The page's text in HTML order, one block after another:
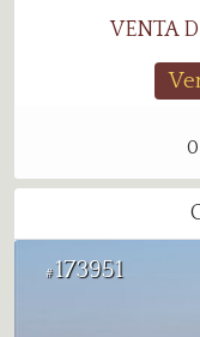
VENTA
0
#173951